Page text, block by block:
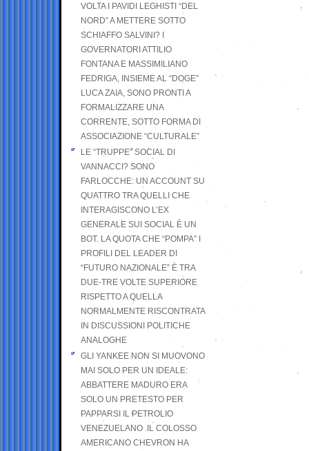
VOLTA I PAVIDI LEGHISTI “DEL
NORD” A METTERE SOTTO
SCHIAFFO SALVINI? I
GOVERNATORI ATTILIO
FONTANA E MASSIMILIANO
FEDRIGA, INSIEME AL “DOGE”
LUCA ZAIA, SONO PRONTI A
FORMALIZZARE UNA
CORRENTE, SOTTO FORMA DI
ASSOCIAZIONE “CULTURALE”
LE “TRUPPE” SOCIAL DI
VANNACCI? SONO
FARLOCCHE: UN ACCOUNT SU
QUATTRO TRA QUELLI CHE
INTERAGISCONO L’EX
GENERALE SUI SOCIAL È UN
BOT. LA QUOTA CHE “POMPA” I
PROFILI DEL LEADER DI
“FUTURO NAZIONALE” È TRA
DUE-TRE VOLTE SUPERIORE
RISPETTO A QUELLA
NORMALMENTE RISCONTRATA
IN DISCUSSIONI POLITICHE
ANALOGHE
GLI YANKEE NON SI MUOVONO
MAI SOLO PER UN IDEALE:
ABBATTERE MADURO ERA
SOLO UN PRETESTO PER
PAPPARSI IL PETROLIO
VENEZUELANO .IL COLOSSO
AMERICANO CHEVRON HA